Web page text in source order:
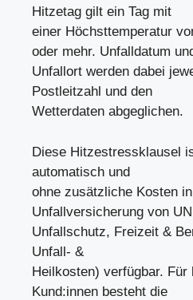
Hitzetag gilt ein Tag mit
einer Höchsttemperatur
oder mehr. Unfalldatum
Unfallort werden dabei
Postleitzahl und den
Wetterdaten abgeglichen.
Diese Hitzestressklausel
automatisch und
ohne zusätzliche Kosten
Unfallversicherung von
Unfallschutz, Freizeit &
Unfall- &
Heilkosten) verfügbar. Für
Kund:innen besteht die